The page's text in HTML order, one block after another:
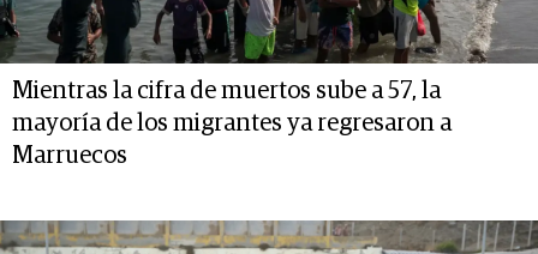
Mientras la cifra de muertos sube a 57, la
mayoría de los migrantes ya regresaron a
Marruecos